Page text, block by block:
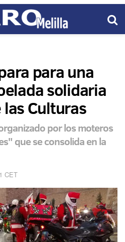
para una
solidaria
las Culturas
por los moteros
que se consolida en la
CET